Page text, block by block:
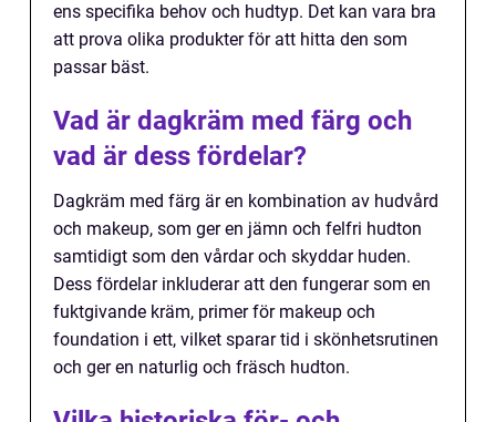
ens specifika behov och hudtyp. Det kan vara bra
att prova olika produkter för att hitta den som
passar bäst.
Vad är dagkräm med färg och
vad är dess fördelar?
Dagkräm med färg är en kombination av hudvård
och makeup, som ger en jämn och felfri hudton
samtidigt som den vårdar och skyddar huden.
Dess fördelar inkluderar att den fungerar som en
fuktgivande kräm, primer för makeup och
foundation i ett, vilket sparar tid i skönhetsrutinen
och ger en naturlig och fräsch hudton.